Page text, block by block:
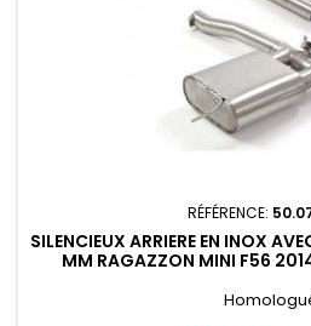
RÉFÉRENCE:
SILENCIEUX ARRIERE EN INOX
MM RAGAZZON MINI F56